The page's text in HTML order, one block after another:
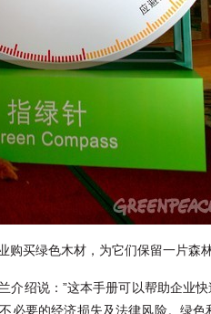
购买绿色木材，为它们保留一片森林
介绍说：”这本手册可以帮助企业
必要的经济损失及法律风险。绿